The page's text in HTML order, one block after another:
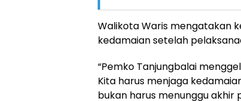
Walikota Waris mengatakan
kedamaian setelah
“Pemko Tanjungbalai
Kita harus menjaga
bukan harus menunggu akhir